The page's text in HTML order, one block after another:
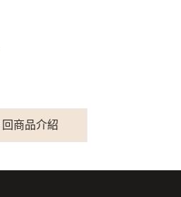
回商品介紹